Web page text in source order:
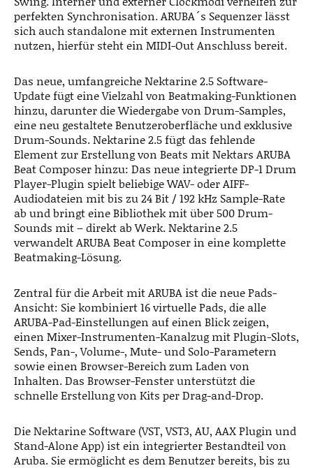
perfekten Synchronisation. ARUBA´s Sequenzer lässt
sich auch standalone mit externen Instrumenten
nutzen, hierfür steht ein MIDI-Out Anschluss bereit.
Das neue, umfangreiche Nektarine 2.5 Software-
Update fügt eine Vielzahl von Beatmaking-Funktionen
hinzu, darunter die Wiedergabe von Drum-Samples,
eine neu gestaltete Benutzeroberfläche und exklusive
Drum-Sounds. Nektarine 2.5 fügt das fehlende
Element zur Erstellung von Beats mit Nektars ARUBA
Beat Composer hinzu: Das neue integrierte DP-1 Drum
Player-Plugin spielt beliebige WAV- oder AIFF-
Audiodateien mit bis zu 24 Bit / 192 kHz Sample-Rate
ab und bringt eine Bibliothek mit über 500 Drum-
Sounds mit – direkt ab Werk. Nektarine 2.5
verwandelt ARUBA Beat Composer in eine komplette
Beatmaking-Lösung.
Zentral für die Arbeit mit ARUBA ist die neue Pads-
Ansicht: Sie kombiniert 16 virtuelle Pads, die alle
ARUBA-Pad-Einstellungen auf einen Blick zeigen,
einen Mixer-Instrumenten-Kanalzug mit Plugin-Slots,
Sends, Pan-, Volume-, Mute- und Solo-Parametern
sowie einen Browser-Bereich zum Laden von
Inhalten. Das Browser-Fenster unterstützt die
schnelle Erstellung von Kits per Drag-and-Drop.
Die Nektarine Software (VST, VST3, AU, AAX Plugin und
Stand-Alone App) ist ein integrierter Bestandteil von
Aruba. Sie ermöglicht es dem Benutzer bereits, bis zu